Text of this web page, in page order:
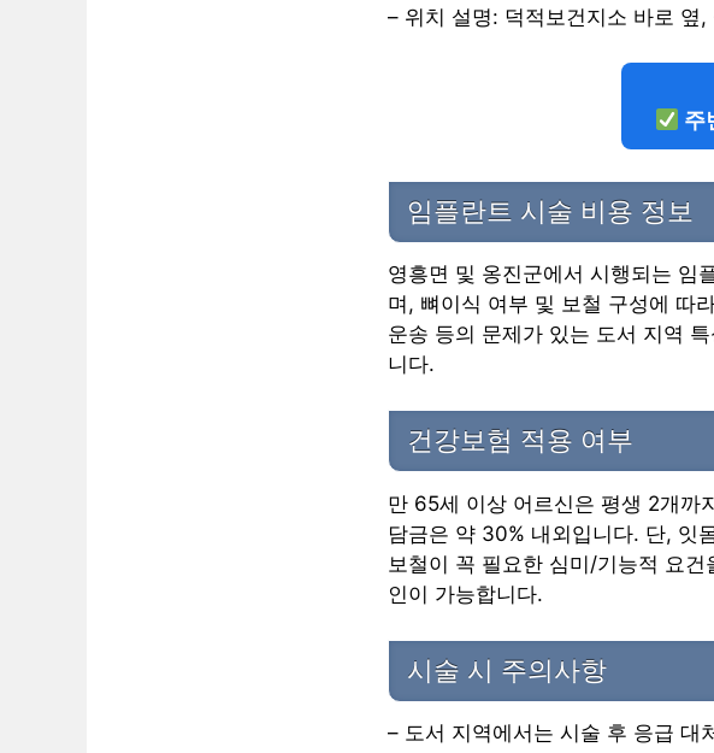
– 위치 설명: 덕적보건지소 바로 옆
주
임플란트 시술 비용 정보
영흥면 및 옹진군에서 시행되는 임
며, 뼈이식 여부 및 보철 구성에 따
운송 등의 문제가 있는 도서 지역
니다.
건강보험 적용 여부
만 65세 이상 어르신은 평생 2개까
담금은 약 30% 내외입니다. 단, 잇
보철이 꼭 필요한 심미/기능적 요
인이 가능합니다.
시술 시 주의사항
– 도서 지역에서는 시술 후 응급 대